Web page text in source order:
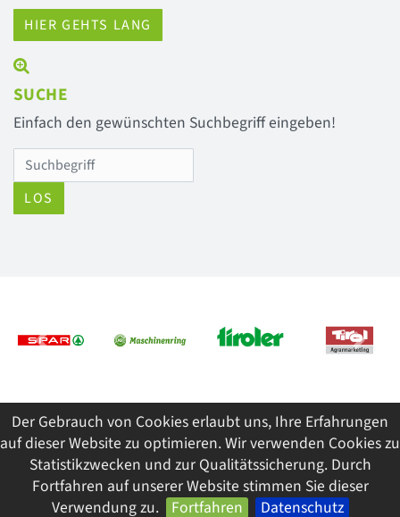
Der Gebrauch von Cookies erlaubt uns, Ihre Erfahrungen
auf dieser Website zu optimieren. Wir verwenden Cookies zu
Statistikzwecken und zur Qualitätssicherung. Durch
Fortfahren auf unserer Website stimmen Sie dieser
Verwendung zu.
Fortfahren Datenschutz
HIER GEHTS LANG
SUCHE
Einfach den gewünschten Suchbegriff eingeben!
LOS
Previous Next
© 2026 Tiroler Jungbauernschaft/Landjugend
ImpressumDatenschutzSitemap